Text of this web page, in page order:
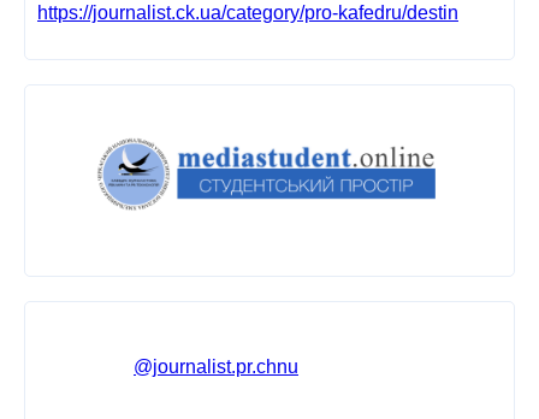
https://journalist.ck.ua/category/pro-kafedru/destin
@journalist.pr.chnu